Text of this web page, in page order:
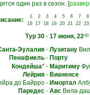
один раз в сезон. [
1 2 3 4 5 6 7
8
16
17 18 19 20 21 22 23
Тур 30- 17 июня, 2200
Эулалия- Лузитану
Пенафиель- Порту
Кондейша*- Маритиму
Лейрия- Вианенсе
до Байрро- Имортал
Паредес- АвсВила-